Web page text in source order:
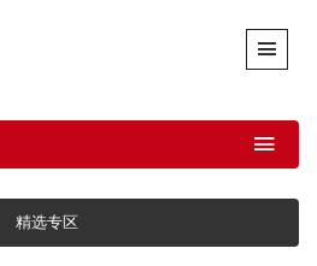
精选专区